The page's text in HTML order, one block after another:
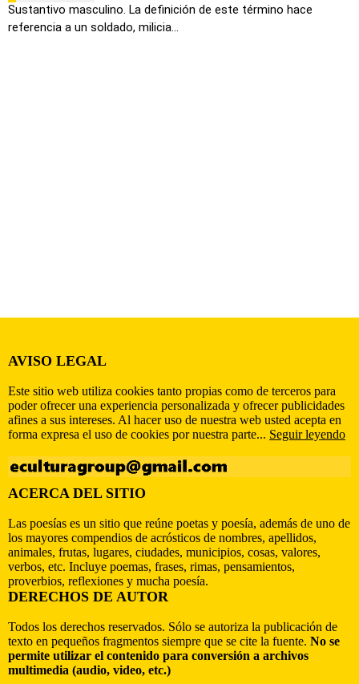
Sustantivo masculino. La definición de este término hace
referencia a un soldado, milicia...
AVISO LEGAL
Este sitio web utiliza cookies tanto propias como de terceros para
poder ofrecer una experiencia personalizada y ofrecer publicidades
afines a sus intereses. Al hacer uso de nuestra web usted acepta en
forma expresa el uso de cookies por nuestra parte... Seguir leyendo
ACERCA DEL SITIO
Las poesías es un sitio que reúne poetas y poesía, además de uno de
los mayores compendios de acrósticos de nombres, apellidos,
animales, frutas, lugares, ciudades, municipios, cosas, valores,
verbos, etc. Incluye poemas, frases, rimas, pensamientos,
proverbios, reflexiones y mucha poesía.
DERECHOS DE AUTOR
Todos los derechos reservados. Sólo se autoriza la publicación de
texto en pequeños fragmentos siempre que se cite la fuente. No se
permite utilizar el contenido para conversión a archivos
multimedia (audio, video, etc.)